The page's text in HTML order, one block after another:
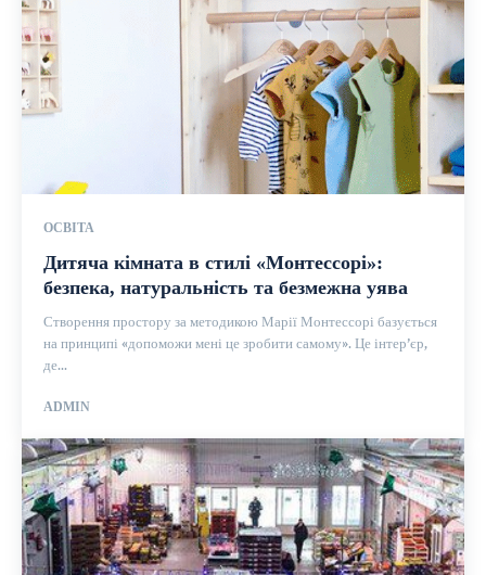
ОСВІТА
Дитяча кімната в стилі «Монтессорі»:
безпека, натуральність та безмежна уява
Створення простору за методикою Марії Монтессорі базується
на принципі «допоможи мені це зробити самому». Це інтер’єр,
де...
ADMIN